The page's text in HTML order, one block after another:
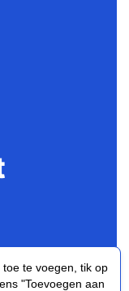
te voegen, tik op
"Toevoegen aan